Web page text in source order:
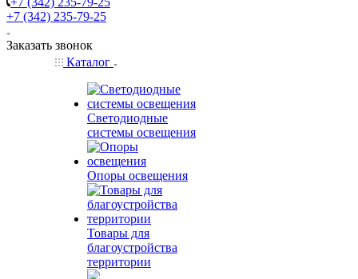
+7 (342) 235-79-25
Заказать звонок
Каталог
Светодиодные
системы освещения
Опоры освещения
Товары для
благоустройства
территории